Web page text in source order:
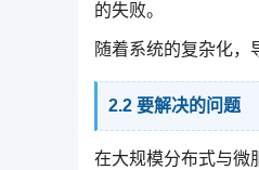
的失败。
随着系统的复杂化，
2.2 要解决的问题
在大规模分布式与微